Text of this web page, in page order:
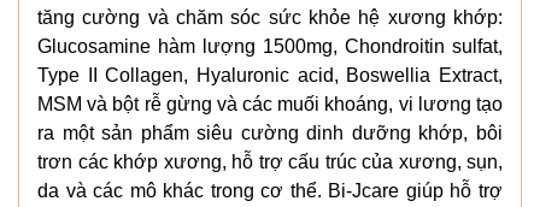
tăng cường và chăm sóc sức khỏe hệ xương khớp:
Glucosamine hàm lượng 1500mg, Chondroitin sulfat,
Type II Collagen, Hyaluronic acid, Boswellia Extract,
MSM và bột rễ gừng và các muối khoáng, vi lương tạo
ra một sản phẩm siêu cường dinh dưỡng khớp, bôi
trơn các khớp xương, hỗ trợ cấu trúc của xương, sụn,
da và các mô khác trong cơ thể. Bi-Jcare giúp hỗ trợ